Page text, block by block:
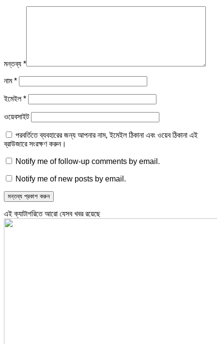
মন্তব্য *
নাম*
ইমেইল*
ওয়েবসাইট
পরবর্তিতে ব্যবহারের জন্য আপনার নাম, ইমেইল ঠিকানা এবং ওয়েব ঠিকানা এই
ব্রাউজারে সংরক্ষণ করুন।
Notify me of follow-up comments by email.
Notify me of new posts by email.
এই ক্যাটাগরিতে আরো যেসব খবর রয়েছে